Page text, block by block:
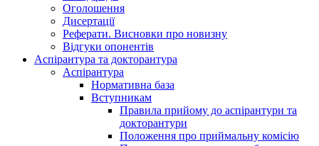
Оголошення
Дисертації
Реферати. Висновки про новизну
Відгуки опонентів
Аспірантура та докторантура
Аспірантура
Нормативна база
Вступникам
Правила прийому до аспірантури та
докторантури
Положення про приймальну комісію